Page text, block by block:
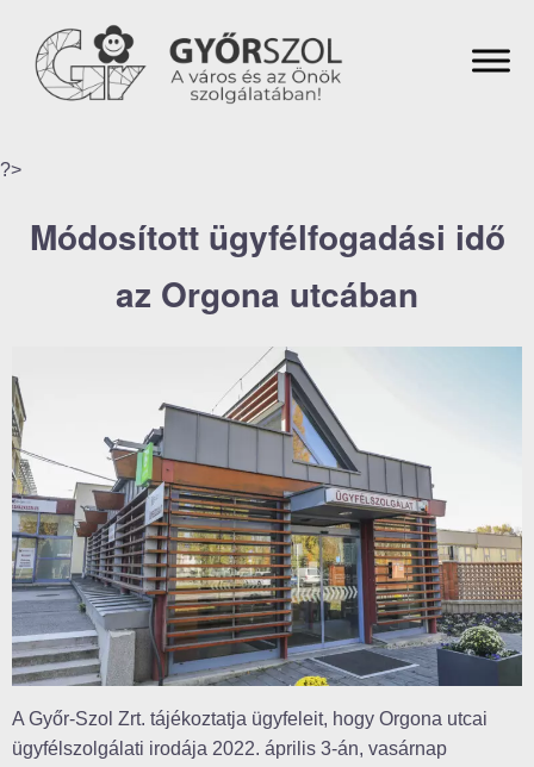
?>
Módosított ügyfélfogadási idő
az Orgona utcában
A Győr-Szol Zrt. tájékoztatja ügyfeleit, hogy Orgona utcai
ügyfélszolgálati irodája 2022. április 3-án, vasárnap